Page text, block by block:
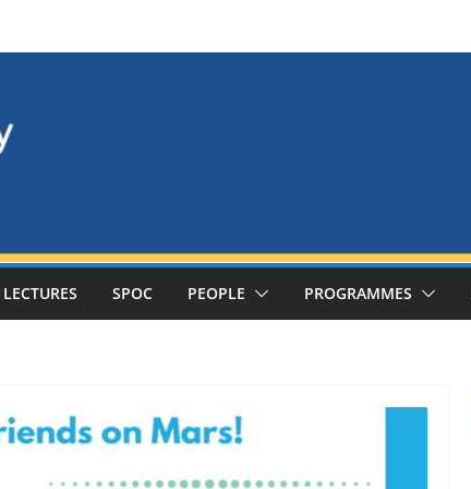
LECTURES SPOC PEOPLE PROGRAMMES